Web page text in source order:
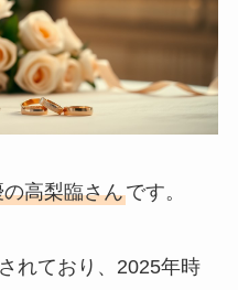
の高梨臨さんです。
れており、2025年時